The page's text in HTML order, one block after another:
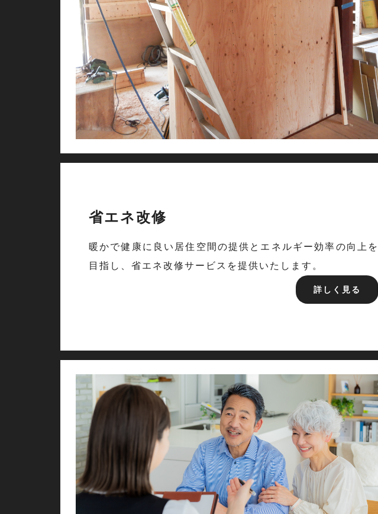
省エネ改修
暖かで健康に良い居住空間の提供とエネルギー効率の向上を
目指し、省エネ改修サービスを提供いたします。
詳しく見る